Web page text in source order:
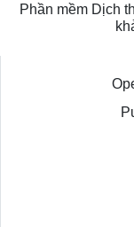
Phần mềm Dịch